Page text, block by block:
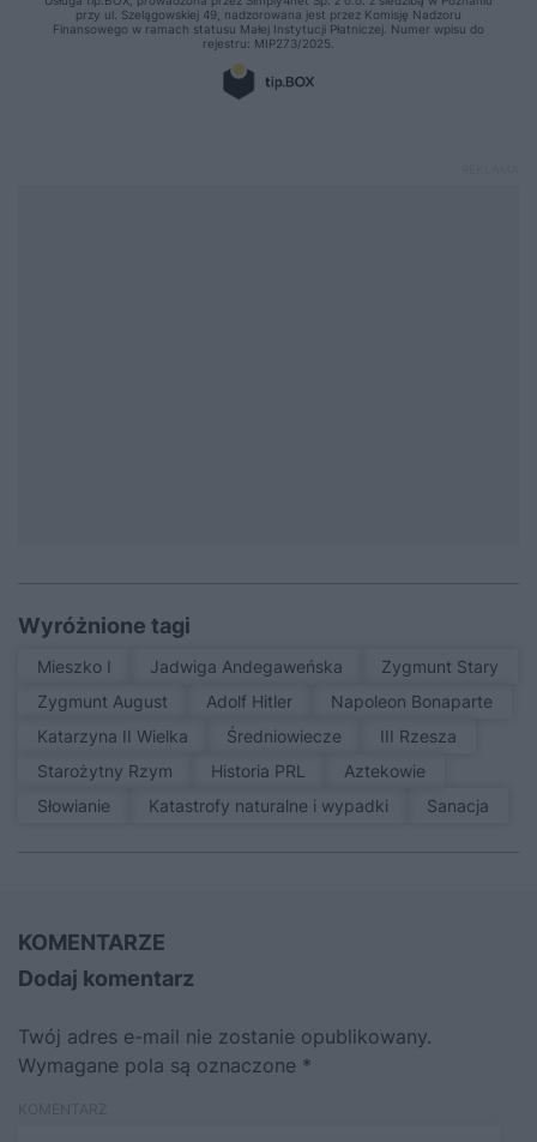
Wyróżnione tagi
Mieszko I Jadwiga Andegaweńska
Zygmunt Stary
Zygmunt August
Adolf Hitler
Napoleon Bonaparte
Katarzyna II Wielka
średniowiecze
III Rzesza
Starożytny Rzym
Historia PRL
Aztekowie
Słowianie
Katastrofy naturalne i wypadki sanacja
KOMENTARZE
Dodaj komentarz
Twój adres e-mail nie zostanie opublikowany.
Wymagane pola są oznaczone *